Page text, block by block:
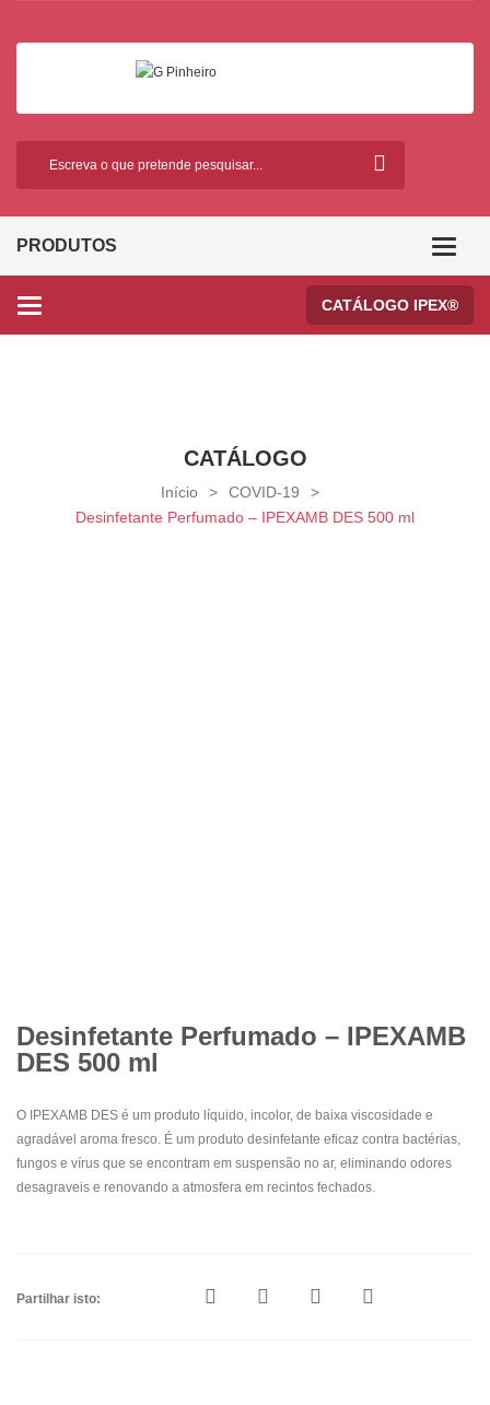
PRODUTOS
Categories CATÁLOGO IPEX®
CATÁLOGO
Início > COVID-19
>
Desinfetante Perfumado – IPEXAMB DES 500 ml
Desinfetante Perfumado – IPEXAMB
DES 500 ml
O IPEXAMB DES é um produto líquido, incolor, de baixa viscosidade e
agradável aroma fresco. É um produto desinfetante eficaz contra bactérias,
fungos e vírus que se encontram em suspensão no ar, eliminando odores
desagraveis e renovando a atmosfera em recintos fechados.
Partilhar isto: